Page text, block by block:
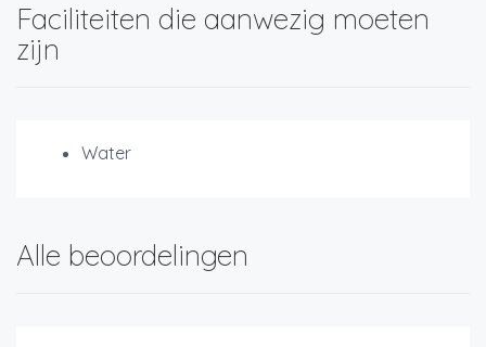
Faciliteiten die aanwezig moeten
zijn
Water
Alle beoordelingen